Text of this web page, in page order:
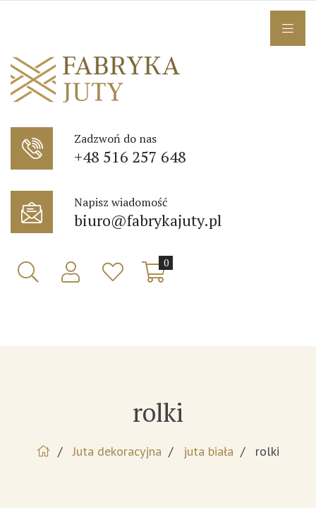
Zadzwoń do nas
+48 516 257 648
Napisz wiadomość
biuro@fabrykajuty.pl
0
rolki
Juta dekoracyjna juta biała rolki